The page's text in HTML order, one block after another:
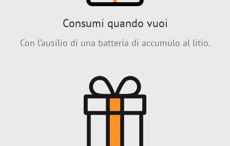
Consumi quando vuoi
Con l’ausilio di una batteria di accumulo al litio.